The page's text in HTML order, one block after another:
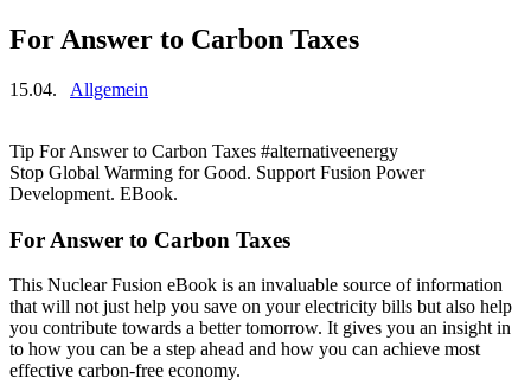
For Answer to Carbon Taxes
15.04. Allgemein
Tip For Answer to Carbon Taxes #alternativeenergy
Stop Global Warming for Good. Support Fusion Power
Development. EBook.
For Answer to Carbon Taxes
This Nuclear Fusion eBook is an invaluable source of information
that will not just help you save on your electricity bills but also help
you contribute towards a better tomorrow. It gives you an insight in
to how you can be a step ahead and how you can achieve most
effective carbon-free economy.